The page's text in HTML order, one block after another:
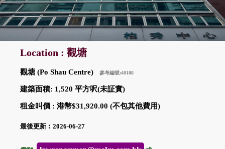
Location : 觀塘
觀塘 (Po Shau Centre) 參考編號:40108
建築面積: 1,520 平方呎(未証實)
租金叫價 : 港幣$31,920.00 (不包其他費用)
最後更新︰2026-06-27